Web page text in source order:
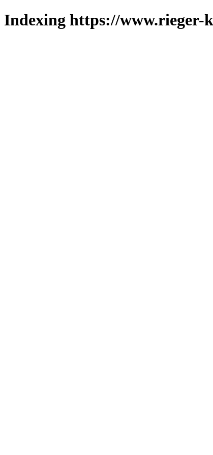
Indexing https://www.rieger-